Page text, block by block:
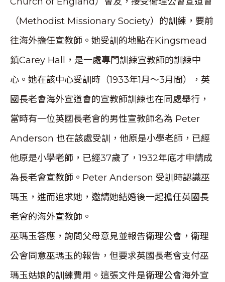
（Methodist Missionary Society）的訓練，要前
往海外擔任宣教師。她受訓的地點在Kingsmead
鎮Carey Hall，是一處專門訓練宣教師的訓練中
心。她在該中心受訓時（1933年1月～3月間），英
國長老會海外宣道會的宣教師訓練也在同處舉行，
當時有一位英國長老會的男性宣教師名為 Peter
Anderson 也在該處受訓，他原是小學老師，已經
他原是小學老師，已經37歲了，1932年底才申請成
為長老會宣教師。Peter Anderson 受訓時認識巫
瑪玉，進而追求她，邀請她結婚後一起擔任英國長
老會的海外宣教師。
巫瑪玉答應，詢問父母意見並報告衛理公會，衛理
公會同意巫瑪玉的報告，但要求英國長老會支付巫
瑪玉姑娘的訓練費用。這張文件是衛理公會海外宣